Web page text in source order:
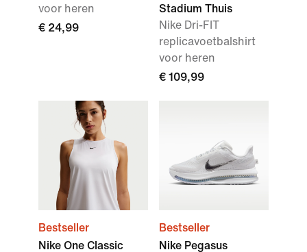
voor heren
€ 24,99
Stadium Thuis
Nike Dri-FIT
replicavoetbalshirt
voor heren
€ 109,99
Bestseller
Nike One Classic
Bestseller
Nike Pegasus